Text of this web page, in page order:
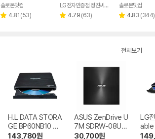
페이
솔로몬닷컴
별 4.81 리
(53)
LG전자인증점 정진씨앤에스
별 4.79 리
(63)
솔로몬닷컴
별 4.83 리
(344)
전체보기
H.L DATA STORA
GE BP60NB10 블
루레이 외장ODD
143,780원
ASUS ZenDrive U
7M SDRW-08U7
M-U-B
30,700원
LG
able